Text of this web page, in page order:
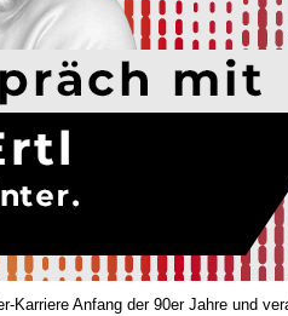
Karriere Anfang der 90er Jahre und